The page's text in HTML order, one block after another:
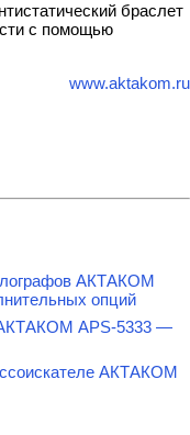
браслет
с помощью
www.aktakom.ru
АКТАКОМ
опций
АКТАКОМ APS-5333 —
АКТАКОМ